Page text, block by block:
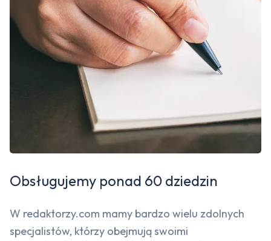
Obsługujemy ponad 60 dziedzin
W redaktorzy.com mamy bardzo wielu zdolnych
specjalistów, którzy obejmują swoimi